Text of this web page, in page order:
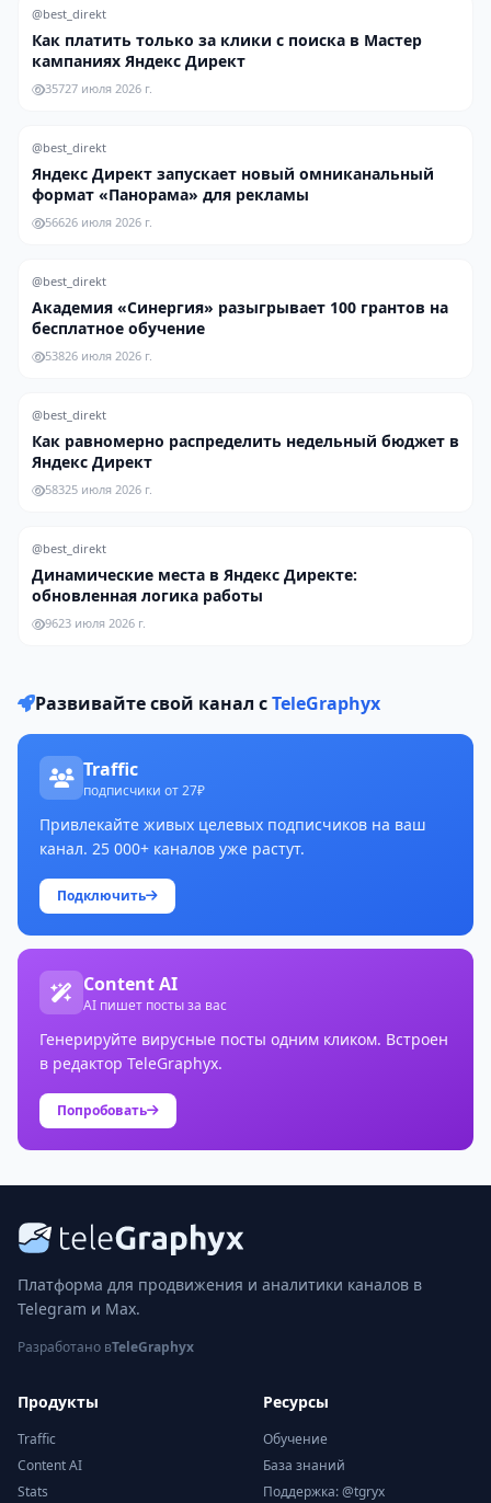
@best_direkt
Как платить только за клики с поиска в Мастер
кампаниях Яндекс Директ
35727 июля 2026 г.
@best_direkt
Яндекс Директ запускает новый омниканальный
формат «Панорама» для рекламы
56626 июля 2026 г.
@best_direkt
Академия «Синергия» разыгрывает 100 грантов на
бесплатное обучение
53826 июля 2026 г.
@best_direkt
Как равномерно распределить недельный бюджет в
Яндекс Директ
58325 июля 2026 г.
@best_direkt
Динамические места в Яндекс Директе:
обновленная логика работы
9623 июля 2026 г.
Развивайте свой канал сTeleGraphyx
Traffic
подписчики от 27₽
Привлекайте живых целевых подписчиков на ваш
канал. 25 000+ каналов уже растут.
Подключить
Content AI
AI пишет посты за вас
Генерируйте вирусные посты одним кликом. Встроен
в редактор TeleGraphyx.
Попробовать
Платформа для продвижения и аналитики каналов в
Telegram и Max.
Разработано вTeleGraphyx
Продукты
Traffic
Content AI
Stats
Ресурсы
Обучение
База знаний
Поддержка: @tgryx